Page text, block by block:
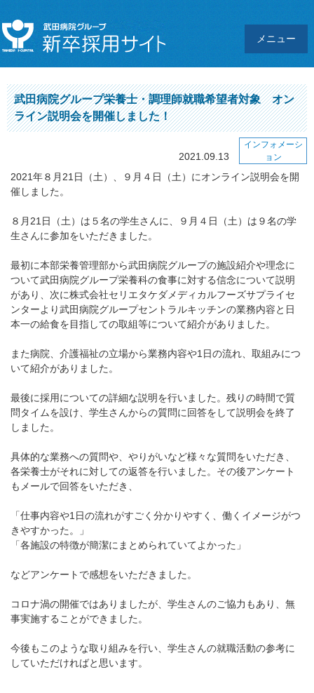
メニュー
武田病院グループ栄養士・調理師就職希望者対象 オン
ライン説明会を開催しました！
2021.09.13
インフォメーシ
ョン
2021年８月21日（土）、９月４日（土）にオンライン説明会を開
催しました。
８月21日（土）は５名の学生さんに、９月４日（土）は９名の学
生さんに参加をいただきました。
最初に本部栄養管理部から武田病院グループの施設紹介や理念に
ついて武田病院グループ栄養科の食事に対する信念について説明
があり、次に株式会社セリエタケダメディカルフーズサプライセ
ンターより武田病院グループセントラルキッチンの業務内容と日
本一の給食を目指しての取組等について紹介がありました。
また病院、介護福祉の立場から業務内容や1日の流れ、取組みにつ
いて紹介がありました。
最後に採用についての詳細な説明を行いました。残りの時間で質
問タイムを設け、学生さんからの質問に回答をして説明会を終了
しました。
具体的な業務への質問や、やりがいなど様々な質問をいただき、
各栄養士がそれに対しての返答を行いました。その後アンケート
もメールで回答をいただき、
「仕事内容や1日の流れがすごく分かりやすく、働くイメージがつ
きやすかった。」
「各施設の特徴が簡潔にまとめられていてよかった」
などアンケートで感想をいただきました。
コロナ渦の開催ではありましたが、学生さんのご協力もあり、無
事実施することができました。
今後もこのような取り組みを行い、学生さんの就職活動の参考に
していただければと思います。